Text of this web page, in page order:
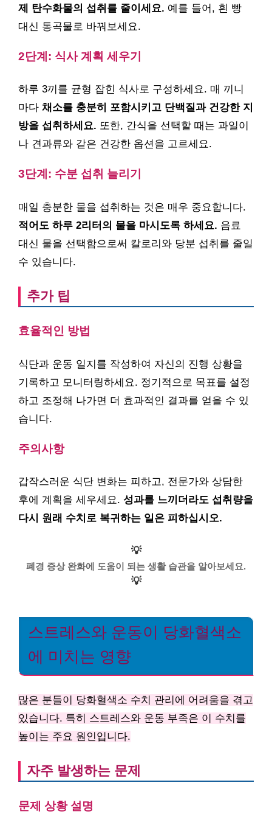
제 탄수화물의 섭취를 줄이세요. 예를 들어, 흰 빵
대신 통곡물로 바꿔보세요.
2단계: 식사 계획 세우기
하루 3끼를 균형 잡힌 식사로 구성하세요. 매 끼니
마다 채소를 충분히 포함시키고 단백질과 건강한 지
방을 섭취하세요. 또한, 간식을 선택할 때는 과일이
나 견과류와 같은 건강한 옵션을 고르세요.
3단계: 수분 섭취 늘리기
매일 충분한 물을 섭취하는 것은 매우 중요합니다.
적어도 하루 2리터의 물을 마시도록 하세요. 음료
대신 물을 선택함으로써 칼로리와 당분 섭취를 줄일
수 있습니다.
추가 팁
효율적인 방법
식단과 운동 일지를 작성하여 자신의 진행 상황을
기록하고 모니터링하세요. 정기적으로 목표를 설정
하고 조정해 나가면 더 효과적인 결과를 얻을 수 있
습니다.
주의사항
갑작스러운 식단 변화는 피하고, 전문가와 상담한
후에 계획을 세우세요. 성과를 느끼더라도 섭취량을
다시 원래 수치로 복귀하는 일은 피하십시오.
💡
폐경 증상 완화에 도움이 되는 생활 습관을 알아보세요.
💡
스트레스와 운동이 당화혈색소
에 미치는 영향
많은 분들이 당화혈색소 수치 관리에 어려움을 겪고
있습니다. 특히 스트레스와 운동 부족은 이 수치를
높이는 주요 원인입니다.
자주 발생하는 문제
문제 상황 설명